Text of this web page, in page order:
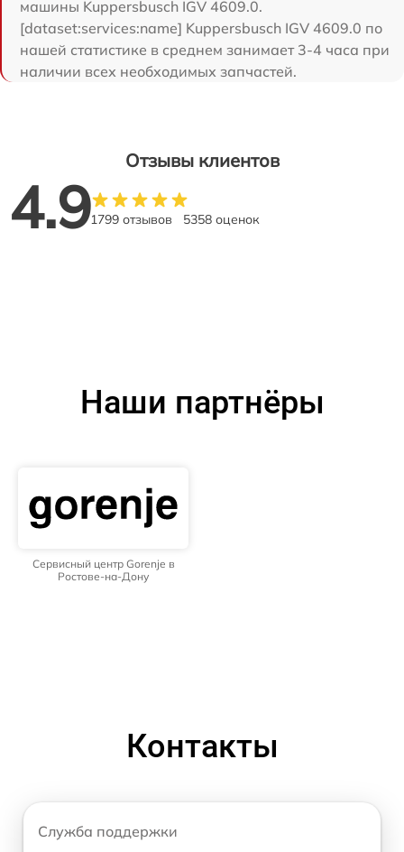
машины Kuppersbusch IGV 4609.0.
[dataset:services:name] Kuppersbusch IGV 4609.0 по
нашей статистике в среднем занимает 3-4 часа при
наличии всех необходимых запчастей.
Отзывы клиентов
4.91799 отзывов 5358 оценок
Наши партнёры
Сервисный центр Gorenje в
Ростове-на-Дону
Контакты
Служба поддержки